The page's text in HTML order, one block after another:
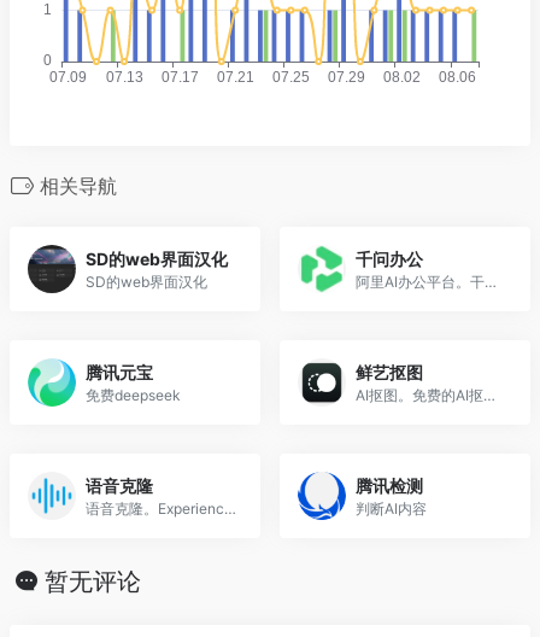
相关导航
SD的web界面汉化
SD的web界面汉化
千问办公
阿里AI办公平台。干问办公是阿里推出的多端覆盖（桌面、网页、钉钉）的AI办公平台
腾讯元宝
免费deepseek
鲜艺抠图
AI抠图。免费的AI抠图工具，鲜艺抠图,ai。
语音克隆
语音克隆。Experience the magic of our AI voice changer at voicechanger.im. Easily upload recordings or text to transform your voice with advanced effects, including our girl voice changer and free voice changer online. Perfect for content creation, privacy, and entertainment.
腾讯检测
判断AI内容
暂无评论